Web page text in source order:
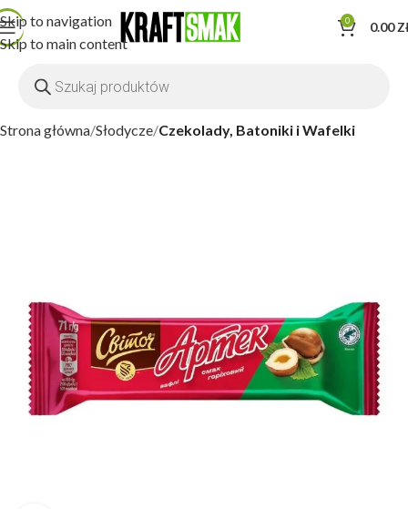
Skip to navigation
Skip to main content
0 0.00
Strona główna Słodycze Czekolady, Batoniki i Wafelki